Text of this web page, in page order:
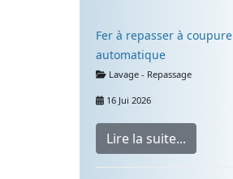
Fer à repasser à coupure
automatique
Détails
Lavage - Repassage
16 Jui 2026
Lire la suite...